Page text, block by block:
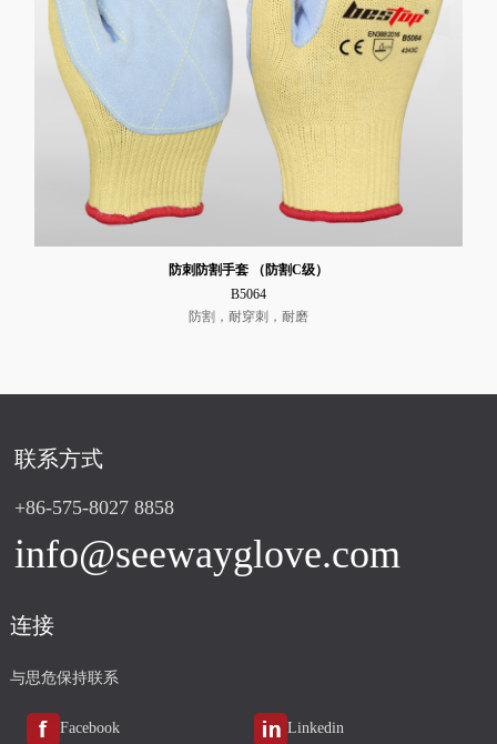
防刺防割手套 （防割C级）
B5064
防割，耐穿刺，耐磨
联系方式
+86-575-8027 8858
info@seewayglove.com
连接
与思危保持联系
Facebook Linkedin